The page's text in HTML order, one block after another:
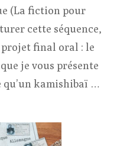
(La fiction pour
cette séquence,
projet final oral : le
je vous présente
qu’un kamishibaï …